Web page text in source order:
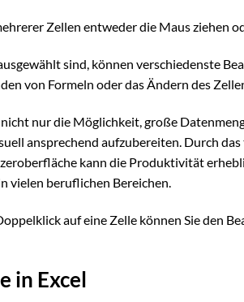
Zellen entweder die Maus ziehen
sind, können verschiedenste
von Formeln oder das Ändern des
nur die Möglichkeit, große
ansprechend aufzubereiten. Durch
kann die Produktivität
vielen beruflichen Bereichen.
auf eine Zelle können Sie den
in Excel